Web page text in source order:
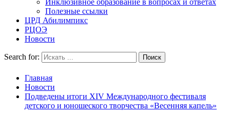
Инклюзивное образование в вопросах и ответах
Полезные ссылки
ЦРД Абилимпикс
РЦОЭ
Новости
Search for:
Главная
Новости
Подведены итоги XIV Международного фестиваля
детского и юношеского творчества «Весенняя капель»